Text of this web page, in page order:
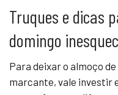
Truques e dicas
domingo
Para deixar o almoço
marcante, vale investir